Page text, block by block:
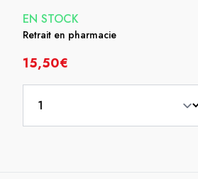
EN STOCK
Retrait en pharmacie
15,50€